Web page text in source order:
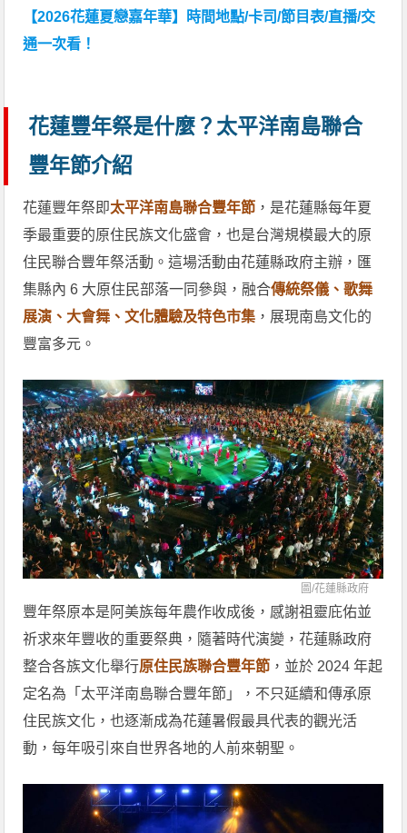
【2026花蓮夏戀嘉年華】時間地點/卡司/節目表/直播/交
通一次看！
花蓮豐年祭是什麼？太平洋南島聯合
豐年節介紹
花蓮豐年祭即太平洋南島聯合豐年節 ，是花蓮縣每年夏
季最重要的原住民族文化盛會，也是台灣規模最大的原
住民聯合豐年祭活動。這場活動由花蓮縣政府主辦，匯
集縣內 6 大原住民部落一同參與，融合傳統祭儀、歌舞
展演、大會舞、文化體驗及特色市集 ，展現南島文化的
豐富多元。
圖/花蓮縣政府
豐年祭原本是阿美族每年農作收成後，感謝祖靈庇佑並
祈求來年豐收的重要祭典，隨著時代演變，花蓮縣政府
整合各族文化舉行原住民族聯合豐年節 ，並於 2024 年起
定名為「太平洋南島聯合豐年節」，不只延續和傳承原
住民族文化，也逐漸成為花蓮暑假最具代表的觀光活
動，每年吸引來自世界各地的人前來朝聖。